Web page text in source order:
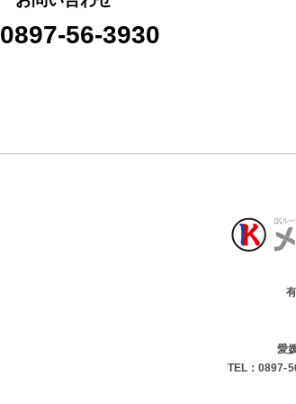
0897-56-3930
愛
TEL： 0897-